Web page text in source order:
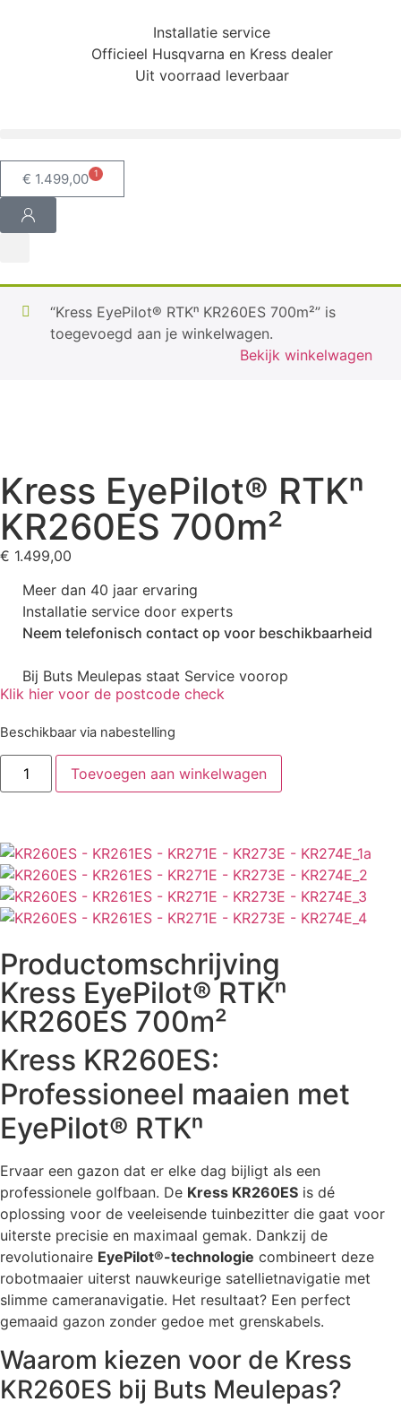
Installatie service
Officieel Husqvarna en Kress dealer
Uit voorraad leverbaar
€ 1.499,00 1
“Kress EyePilot® RTKⁿ KR260ES 700m²” is
toegevoegd aan je winkelwagen.
Bekijk winkelwagen
Kress EyePilot® RTKⁿ
KR260ES 700m²
€ 1.499,00
Meer dan 40 jaar ervaring
Installatie service door experts
Neem telefonisch contact op voor beschikbaarheid
Bij Buts Meulepas staat Service voorop
Klik hier voor de postcode check
Beschikbaar via nabestelling
Toevoegen aan winkelwagen
Productomschrijving
Kress EyePilot® RTKⁿ
KR260ES 700m²
Kress KR260ES:
Professioneel maaien met
EyePilot® RTKⁿ
Ervaar een gazon dat er elke dag bijligt als een
professionele golfbaan. De Kress KR260ES is dé
oplossing voor de veeleisende tuinbezitter die gaat voor
uiterste precisie en maximaal gemak. Dankzij de
revolutionaire EyePilot®-technologie combineert deze
robotmaaier uiterst nauwkeurige satellietnavigatie met
slimme cameranavigatie. Het resultaat? Een perfect
gemaaid gazon zonder gedoe met grenskabels.
Waarom kiezen voor de Kress
KR260ES bij Buts Meulepas?